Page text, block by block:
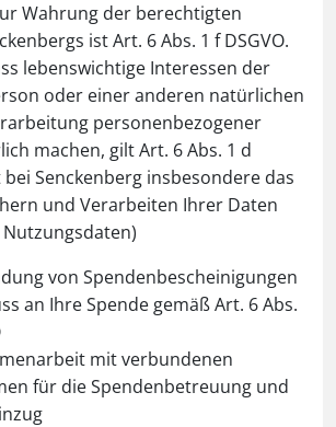
Wahrung der berechtigten
ist Art. 6 Abs. 1 f DSGVO.
lebenswichtige Interessen der
oder einer anderen natürlichen
personenbezogener
machen, gilt Art. 6 Abs. 1 d
bei Senckenberg insbesondere das
und Verarbeiten Ihrer Daten
von Spendenbescheinigungen
an Ihre Spende gemäß Art. 6 Abs.
mit verbundenen
für die Spendenbetreuung und